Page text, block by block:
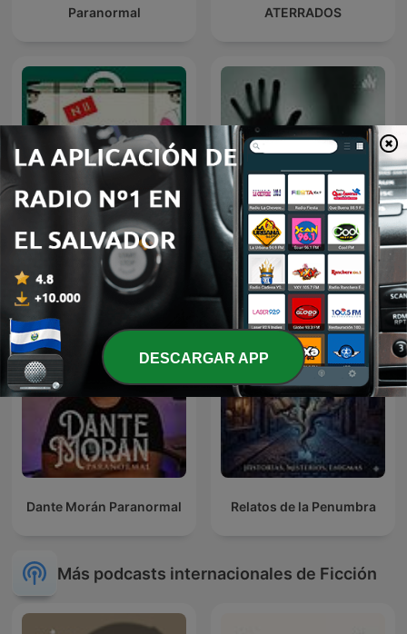
Paranormal ATERRADOS
NACIONAL II: LA RUTA DEL
EXILIO
Mi Historia Paranormal
Dante Morán Paranormal Relatos de la Penumbra
Más podcasts internacionales de Ficción
DESCARGAR APP